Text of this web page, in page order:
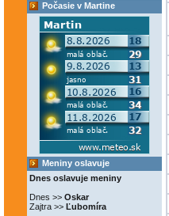
Počasie v Martine
Meniny oslavuje
Dnes oslavuje meniny
Dnes >> Oskar
Zajtra >> Ľubomíra